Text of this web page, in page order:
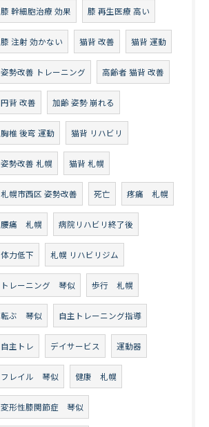
膝 幹細胞治療 効果 膝 再生医療 高い
膝 注射 効かない 猫背 改善 猫背 運動
姿勢改善 トレーニング 高齢者 猫背 改善
円背 改善 加齢 姿勢 崩れる
胸椎 後弯 運動 猫背 リハビリ
姿勢改善 札幌 猫背 札幌
札幌市西区 姿勢改善 死亡 疼痛 札幌
腰痛 札幌 病院リハビリ終了後
体力低下 札幌 リハビリジム
トレーニング 琴似 歩行 札幌
転ぶ 琴似 自主トレーニング指導
自主トレ デイサービス 運動器
フレイル 琴似 健康 札幌
変形性膝関節症 琴似